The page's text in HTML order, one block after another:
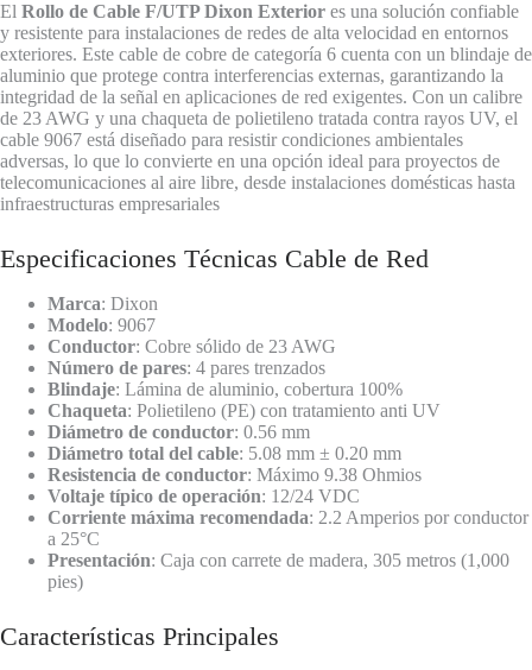
El Rollo de Cable F/UTP Dixon Exterior es una solución confiable
y resistente para instalaciones de redes de alta velocidad en entornos
exteriores. Este cable de cobre de categoría 6 cuenta con un blindaje de
aluminio que protege contra interferencias externas, garantizando la
integridad de la señal en aplicaciones de red exigentes. Con un calibre
de 23 AWG y una chaqueta de polietileno tratada contra rayos UV, el
cable 9067 está diseñado para resistir condiciones ambientales
adversas, lo que lo convierte en una opción ideal para proyectos de
telecomunicaciones al aire libre, desde instalaciones domésticas hasta
infraestructuras empresariales
Especificaciones Técnicas Cable de Red
Marca: Dixon
Modelo: 9067
Conductor: Cobre sólido de 23 AWG
Número de pares: 4 pares trenzados
Blindaje: Lámina de aluminio, cobertura 100%
Chaqueta: Polietileno (PE) con tratamiento anti UV
Diámetro de conductor: 0.56 mm
Diámetro total del cable: 5.08 mm ± 0.20 mm
Resistencia de conductor: Máximo 9.38 Ohmios
Voltaje típico de operación: 12/24 VDC
Corriente máxima recomendada: 2.2 Amperios por conductor
a 25°C
Presentación: Caja con carrete de madera, 305 metros (1,000
pies)
Características Principales